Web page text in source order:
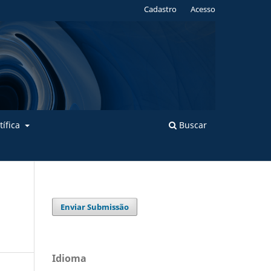
Buscar
Cadastro Acesso
Enviar Submissão
Idioma